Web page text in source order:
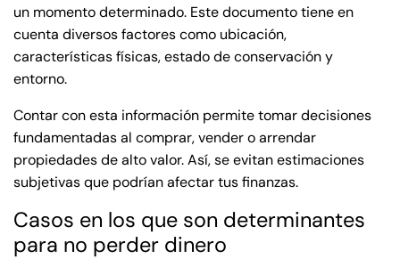
un momento determinado. Este documento tiene en
cuenta diversos factores como ubicación,
características físicas, estado de conservación y
entorno.
Contar con esta información permite tomar decisiones
fundamentadas al comprar, vender o arrendar
propiedades de alto valor. Así, se evitan estimaciones
subjetivas que podrían afectar tus finanzas.
Casos en los que son determinantes
para no perder dinero